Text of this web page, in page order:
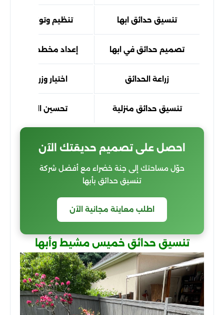
تنسيق حدائق ابها تنظيم وتوزيع
تصميم حدائق في ابها إعداد مخطط احترافي
زراعة الحدائق اختيار وزراعة
تنسيق حدائق منزلية تحسين المساحات
احصل على تصميم حديقتك الآن
حوّل مساحتك إلى جنة خضراء مع أفضل شركة
تنسيق حدائق بأبها
اطلب معاينة مجانية الآن
تنسيق حدائق خميس مشيط وأبها